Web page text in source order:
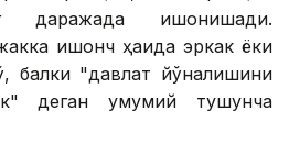
даражада ишонишади.
ишонч ҳақида эркак ёки
балки "давлат йўналишини
деган умумий тушунча